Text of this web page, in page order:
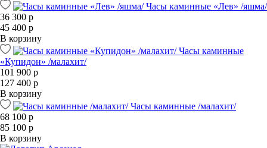
Часы каминные «Лев» /яшма/
36 300 р
45 400 р
В корзину
Часы каминные
«Купидон» /малахит/
101 900 р
127 400 р
В корзину
Часы каминные /малахит/
68 100 р
85 100 р
В корзину